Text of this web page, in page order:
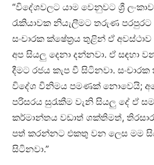
“විදේශවලට යාම වෙනුවට ශ්‍රී
රැකියාවක නියැලීමට තරුණ
සංචාරක ක්ෂේත්‍රය තුළින් ඒ
අප සියලු දෙනා දන්නවා. ඒ සඳහා
දීමට රජය කැප වී සිටිනවා.
විදේශ විනිමය පමණක් නොවෙයි;
පරිසරය සුරැකීම වැනි සියලු දේ ඒ
කර්මාන්තය වඩාත් ශක්තිමත්,
පත් කරන්නට එකතු වන ලෙස මම
සිටිනවා.”